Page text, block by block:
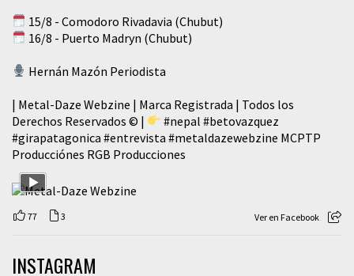
15/8 - Comodoro Rivadavia (Chubut)
16/8 - Puerto Madryn (Chubut)
Hernán Mazón Periodista
| Metal-Daze Webzine | Marca Registrada | Todos los
Derechos Reservados © |
#nepal #betovazquez
#girapatagonica #entrevista #metaldazewebzine MCPTP
Producciónes RGB Producciones
77 3 Ver en Facebook
INSTAGRAM